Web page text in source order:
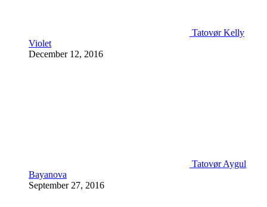
Tatovør Kelly
Violet
December 12, 2016
Tatovør Aygul
Bayanova
September 27, 2016